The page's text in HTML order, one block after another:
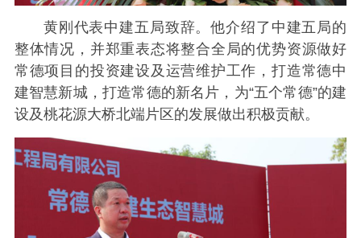
黄刚代表中建五局致辞。他介绍了中建五局的
整体情况，并郑重表态将整合全局的优势资源做好
常德项目的投资建设及运营维护工作，打造常德中
建智慧新城，打造常德的新名片，为“五个常德”的建
设及桃花源大桥北端片区的发展做出积极贡献。